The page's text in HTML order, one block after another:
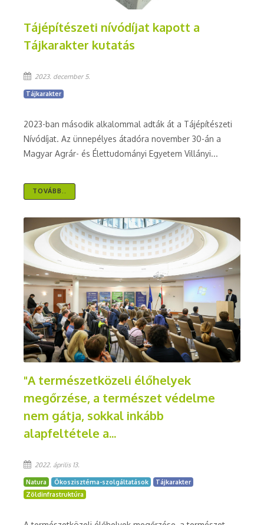
Tájépítészeti nívódíjat kapott a
Tájkarakter kutatás
2023. december 5.
Tájkarakter
2023-ban második alkalommal adták át a Tájépítészeti
Nívódíjat. Az ünnepélyes átadóra november 30-án a
Magyar Agrár- és Élettudományi Egyetem Villányi...
TOVÁBB..
"A természetközeli élőhelyek
megőrzése, a természet védelme
nem gátja, sokkal inkább
alapfeltétele a...
2022. április 13.
Natura Ökoszisztéma-szolgáltatások
Tájkarakter
Zöldinfrastruktúra